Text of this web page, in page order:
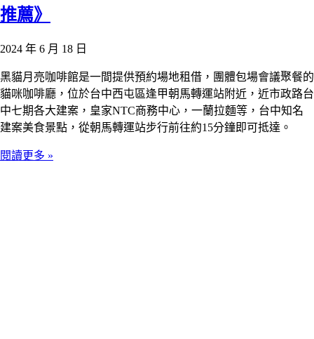
推薦》
2024 年 6 月 18 日
黑貓月亮咖啡館是一間提供預約場地租借，團體包場會議聚餐的
貓咪咖啡廳，位於台中西屯區逢甲朝馬轉運站附近，近市政路台
中七期各大建案，皇家NTC商務中心，一蘭拉麵等，台中知名
建案美食景點，從朝馬轉運站步行前往約15分鐘即可抵達。
閱讀更多 »